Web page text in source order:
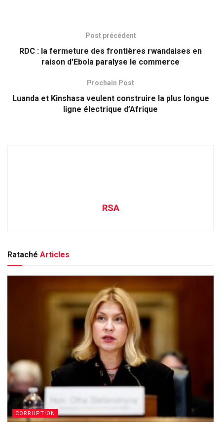
Post précédent
RDC : la fermeture des frontières rwandaises en
raison d'Ebola paralyse le commerce
Prochain Post
Luanda et Kinshasa veulent construire la plus longue
ligne électrique d’Afrique
RSA
Rataché Articles
CORRUPTION